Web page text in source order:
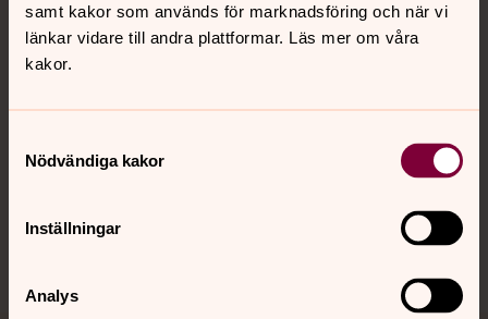
samt kakor som används för marknadsföring och när vi
länkar vidare till andra plattformar. Läs mer om våra
kakor.
Nödvändiga kakor
Inställningar
Analys
Kalender
Hitta snabbt